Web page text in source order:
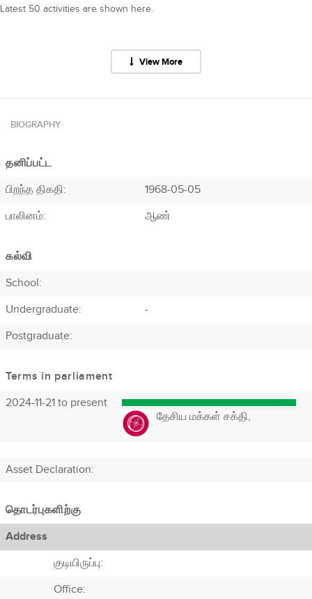
Latest 50 activities are shown here.
View More
BIOGRAPHY
தனிப்பட்ட
பிறந்த திகதி:
1968-05-05
பாலினம்:
ஆண்
கல்வி
School:
Undergraduate:
-
Postgraduate:
Terms in parliament
2024-11-21 to present
தேசிய மக்கள் சக்தி,
Asset Declaration:
தொடர்புகளிற்கு
Address
குடியிருப்பு:
Office: